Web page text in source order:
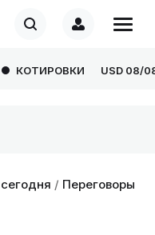
КОТИРОВКИ USD08/08
/ Переговоры